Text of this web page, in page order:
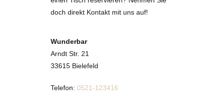
doch direkt Kontakt mit uns auf!
Wunderbar
Arndt Str. 21
33615 Bielefeld
Telefon: 0521-123416